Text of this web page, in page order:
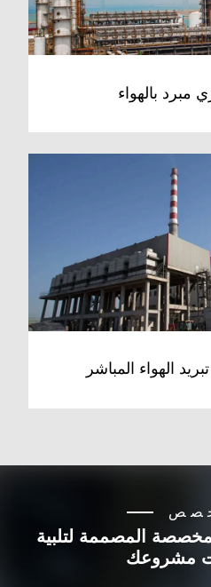
مبرد بالهواء
المصممة لتلبية
مشروعك